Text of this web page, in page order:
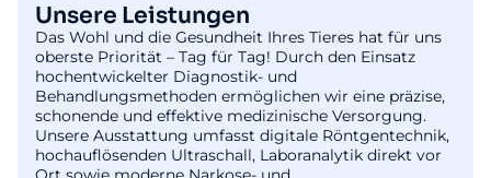
Unsere Leistungen
Das Wohl und die Gesundheit Ihres Tieres hat für uns
oberste Priorität – Tag für Tag! Durch den Einsatz
hochentwickelter Diagnostik- und
Behandlungsmethoden ermöglichen wir eine präzise,
schonende und effektive medizinische Versorgung.
Unsere Ausstattung umfasst digitale Röntgentechnik,
hochauflösenden Ultraschall, Laboranalytik direkt vor